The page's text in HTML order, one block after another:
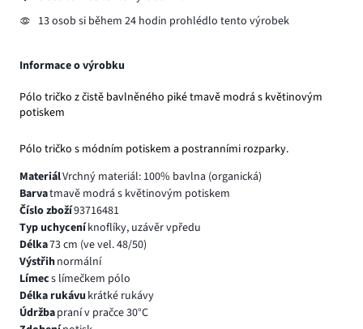
13 osob si během 24 hodin prohlédlo tento výrobek
Informace o výrobku
Pólo tričko z čistě bavlněného piké tmavě modrá s květinovým
potiskem
Pólo tričko s módním potiskem a postranními rozparky.
MateriálVrchný materiál: 100% bavlna (organická)
Barvatmavě modrá s květinovým potiskem
Číslo zboží93716481
Typ uchyceníknoflíky, uzávěr vpředu
Délka73 cm (ve vel. 48/50)
Výstřihnormální
Límecs límečkem pólo
Délka rukávu krátké rukávy
Údržbapraní v pračce 30°C